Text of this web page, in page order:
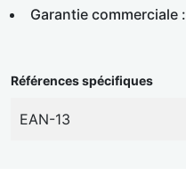
Garantie commerciale :
Références spécifiques
EAN-13